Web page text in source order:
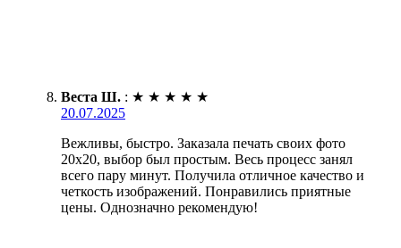
Веста Ш. : ★ ★ ★ ★ ★
20.07.2025
Вежливы, быстро. Заказала печать своих фото
20х20, выбор был простым. Весь процесс занял
всего пару минут. Получила отличное качество и
четкость изображений. Понравились приятные
цены. Однозначно рекомендую!